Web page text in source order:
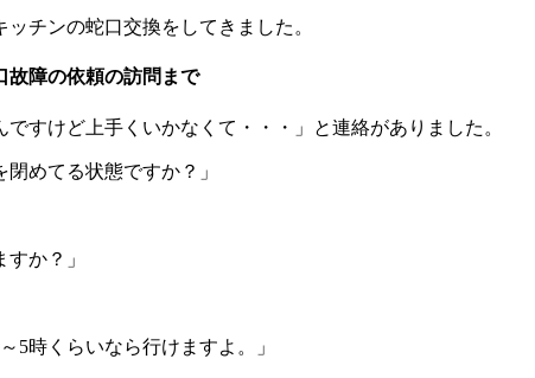
チンの蛇口交換をしてきました。
故障の依頼の訪問まで
すけど上手くいかなくて・・・」と連絡がありました。
めてる状態ですか？」
か？」
5時くらいなら行けますよ。」